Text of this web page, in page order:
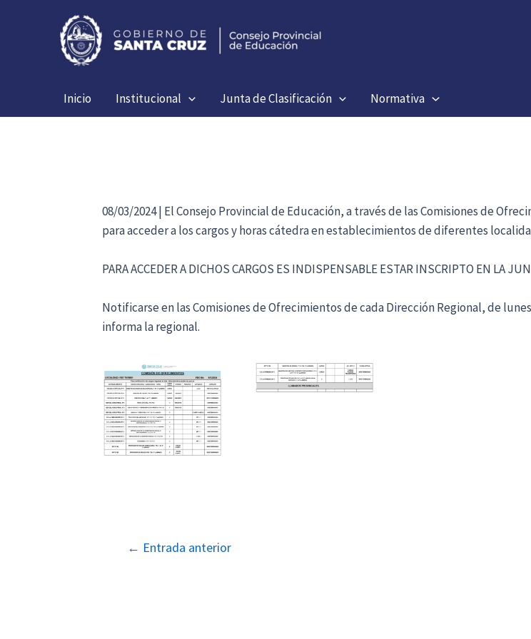
Inicio Institucional Junta de Clasificación Normativa
08/03/2024 | El Consejo Provincial de Educación, a través de las Comisiones de
para acceder a los cargos y horas cátedra en establecimientos de diferentes
PARA ACCEDER A DICHOS CARGOS ES INDISPENSABLE ESTAR INSCRIPTO EN LA
Notificarse en las Comisiones de Ofrecimientos de cada Dirección Regional, de
informa la regional.
Navegación
← Entrada anterior